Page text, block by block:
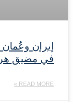
إيران
في مضيق
READ MORE »